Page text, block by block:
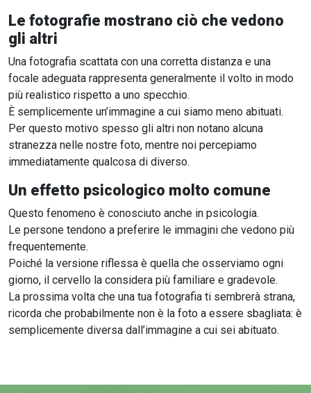
Le fotografie mostrano ciò che vedono
gli altri
Una fotografia scattata con una corretta distanza e una
focale adeguata rappresenta generalmente il volto in modo
più realistico rispetto a uno specchio.
È semplicemente un’immagine a cui siamo meno abituati.
Per questo motivo spesso gli altri non notano alcuna
stranezza nelle nostre foto, mentre noi percepiamo
immediatamente qualcosa di diverso.
Un effetto psicologico molto comune
Questo fenomeno è conosciuto anche in psicologia.
Le persone tendono a preferire le immagini che vedono più
frequentemente.
Poiché la versione riflessa è quella che osserviamo ogni
giorno, il cervello la considera più familiare e gradevole.
La prossima volta che una tua fotografia ti sembrerà strana,
ricorda che probabilmente non è la foto a essere sbagliata: è
semplicemente diversa dall’immagine a cui sei abituato.